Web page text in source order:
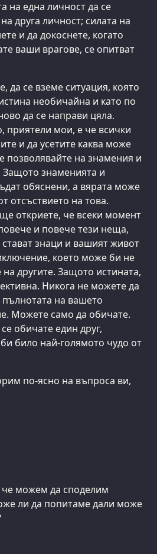
на една личност да се
друга личност; силата на
и да докоснете, когато
ваши врагове, се опитват
да се вземе ситуация, която
необичайна и като по
да се направи цяла.
приятели мои, е че всички
и да усетите каква може
позволявайте на знамения и
Защото знаменията и
обяснени, а вярата може
отсъствието на това.
откриете, че всеки момент
и повече тези неща,
стават знаци и вашият живот
което може би не
другите. Защото истината,
Никога не можете да
пълнотата на вашето
Можете само да обичате.
обичате един друг,
било най-голямото чудо от
по-ясно на въпроса ви,
можем да споделим
ли да попитаме дали може